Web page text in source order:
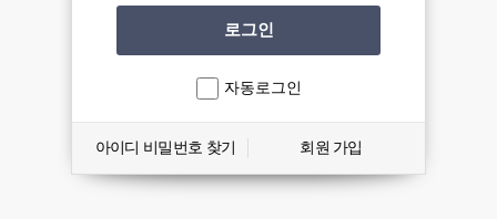
자동로그인
아이디 비밀번호 찾기 회원 가입